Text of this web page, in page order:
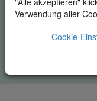
Verwendung aller
Cookie-
zum Trading und zu
senden können. Sie
Ihre Informationen